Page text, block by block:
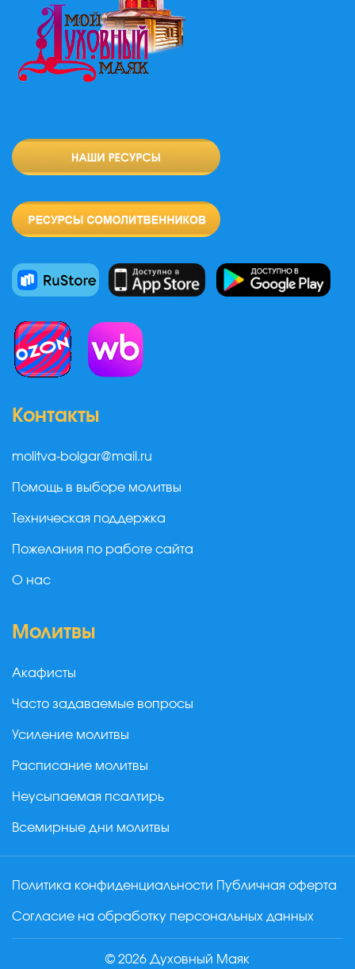
Контакты
molitva-bolgar@mail.ru
Помощь в выборе молитвы
Техническая поддержка
Пожелания по работе сайта
О нас
Молитвы
Акафисты
Часто задаваемые вопросы
Усиление молитвы
Расписание молитвы
Неусыпаемая псалтирь
Всемирные дни молитвы
Политика конфиденциальности Публичная оферта
Согласие на обработку персональных данных
© 2026 Духовный Маяк